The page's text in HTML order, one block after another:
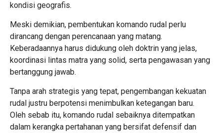
kondisi geografis.
Meski demikian, pembentukan komando rudal perlu
dirancang dengan perencanaan yang matang.
Keberadaannya harus didukung oleh doktrin yang jelas,
koordinasi lintas matra yang solid, serta pengawasan yang
bertanggung jawab.
Tanpa arah strategis yang tepat, pengembangan kekuatan
rudal justru berpotensi menimbulkan ketegangan baru.
Oleh sebab itu, komando rudal sebaiknya ditempatkan
dalam kerangka pertahanan yang bersifat defensif dan